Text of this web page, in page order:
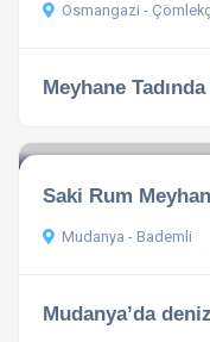
Osmangazi -
Meyhane
Saki Rum
Mudanya - Bademli
Mudanya’da